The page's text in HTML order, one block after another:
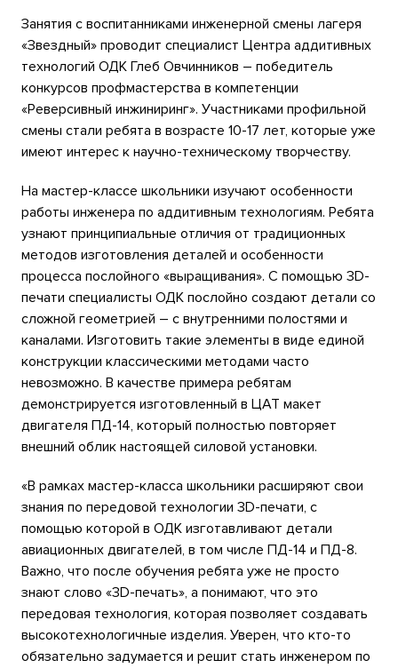
Занятия с воспитанниками инженерной смены лагеря
«Звездный» проводит специалист Центра аддитивных
технологий ОДК Глеб Овчинников – победитель
конкурсов профмастерства в компетенции
«Реверсивный инжиниринг». Участниками профильной
смены стали ребята в возрасте 10-17 лет, которые уже
имеют интерес к научно-техническому творчеству.
На мастер-классе школьники изучают особенности
работы инженера по аддитивным технологиям. Ребята
узнают принципиальные отличия от традиционных
методов изготовления деталей и особенности
процесса послойного «выращивания». С помощью 3D-
печати специалисты ОДК послойно создают детали со
сложной геометрией – с внутренними полостями и
каналами. Изготовить такие элементы в виде единой
конструкции классическими методами часто
невозможно. В качестве примера ребятам
демонстрируется изготовленный в ЦАТ макет
двигателя ПД-14, который полностью повторяет
внешний облик настоящей силовой установки.
«В рамках мастер-класса школьники расширяют свои
знания по передовой технологии 3D-печати, с
помощью которой в ОДК изготавливают детали
авиационных двигателей, в том числе ПД-14 и ПД-8.
Важно, что после обучения ребята уже не просто
знают слово «3D-печать», а понимают, что это
передовая технология, которая позволяет создавать
высокотехнологичные изделия. Уверен, что кто-то
обязательно задумается и решит стать инженером по